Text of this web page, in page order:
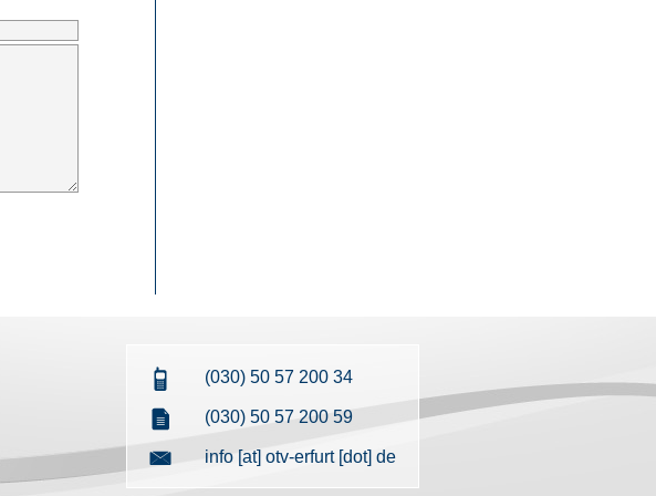
(030) 50 57 200 34
(030) 50 57 200 59
info [at] otv-erfurt [dot] de